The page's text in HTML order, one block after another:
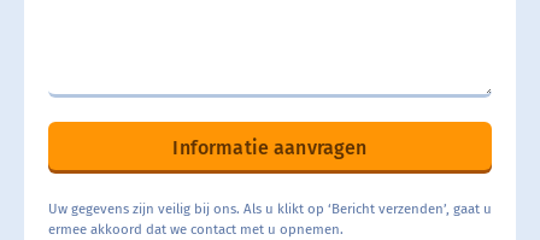
Informatie aanvragen
Uw gegevens zijn veilig bij ons. Als u klikt op ‘Bericht verzenden’, gaat u
ermee akkoord dat we contact met u opnemen.